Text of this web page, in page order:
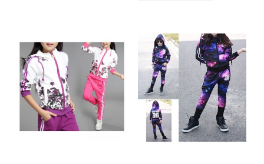
BAMBINO
CARNEVALE
CERIMONIA
COMPLETI